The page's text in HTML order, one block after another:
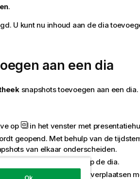
.
U kunt nu inhoud aan de dia
aan een dia
snapshots toevoegen aan een dia.
op
in het venster met
geopend. Met behulp van de
van elkaar onderscheiden.
en sleep deze op de dia.
het raster. U kunt deze verplaatsen